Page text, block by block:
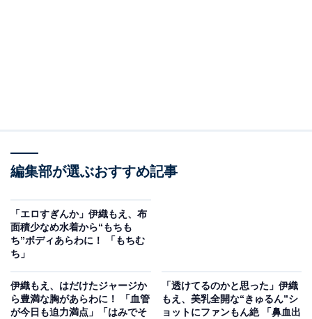
編集部が選ぶおすすめ記事
「エロすぎんか」伊織もえ、布
面積少なめ水着から“もちも
ち”ボディあらわに！ 「もちむ
ち」
伊織もえ、はだけたジャージか
ら豊満な胸があらわに！ 「血管
が今日も迫力満点」「はみでそ
「透けてるのかと思った」伊織
もえ、美乳全開な“きゅるん”シ
ョットにファンもん絶 「鼻血出